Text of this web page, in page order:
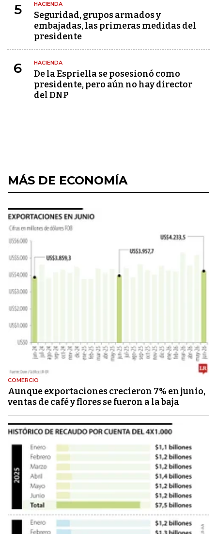
5 HACIENDA
Seguridad, grupos armados y
embajadas, las primeras medidas del
presidente
6 HACIENDA
De la Espriella se posesionó como
presidente, pero aún no hay director
del DNP
MÁS DE ECONOMÍA
COMERCIO
Aunque exportaciones crecieron 7% en junio,
ventas de café y flores se fueron a la baja